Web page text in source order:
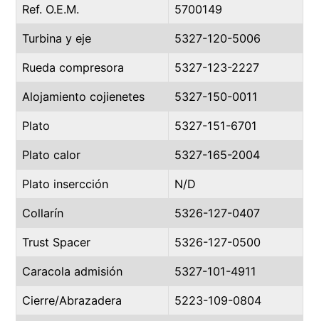
Ref. O.E.M. 5700149
Turbina y eje 5327-120-5006
Rueda compresora 5327-123-2227
Alojamiento cojienetes 5327-150-0011
Plato 5327-151-6701
Plato calor 5327-165-2004
Plato insercción N/D
Collarín 5326-127-0407
Trust Spacer 5326-127-0500
Caracola admisión 5327-101-4911
Cierre/Abrazadera 5223-109-0804